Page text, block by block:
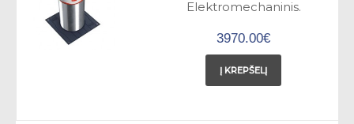
Elektromechaninis.
3970.00€
Į KREPŠELĮ